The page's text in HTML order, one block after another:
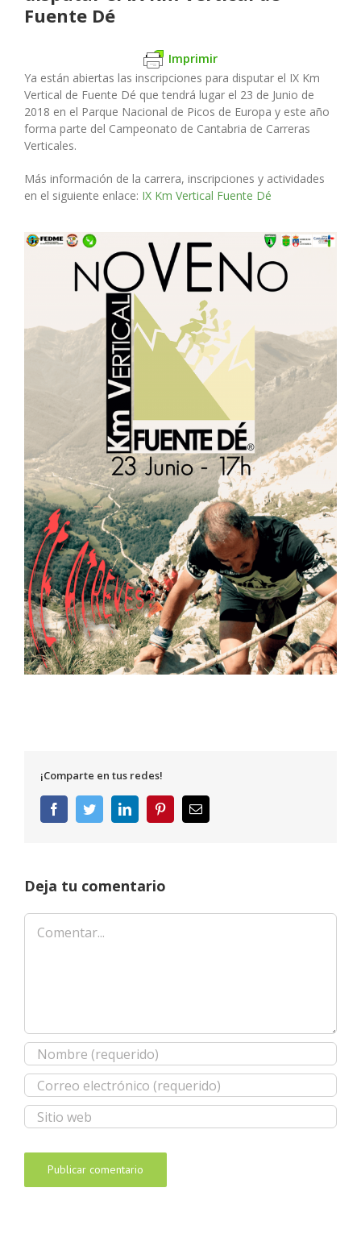
Fuente Dé
Imprimir
Ya están abiertas las inscripciones para disputar el IX Km
Vertical de Fuente Dé que tendrá lugar el 23 de Junio de
2018 en el Parque Nacional de Picos de Europa y este año
forma parte del Campeonato de Cantabria de Carreras
Verticales.
Más información de la carrera, inscripciones y actividades
en el siguiente enlace: IX Km Vertical Fuente Dé
¡Comparte en tus redes!
FacebookTwitterLinkedInPinterestCorreo
electrónico
Deja tu comentario
Comentar